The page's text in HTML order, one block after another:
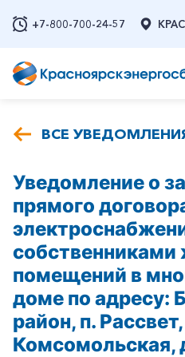
+7-800-700-24-57
ВСЕ
Уведомление о
прямого
помещений в
доме по адресу:
район, п.
Комсомольская,